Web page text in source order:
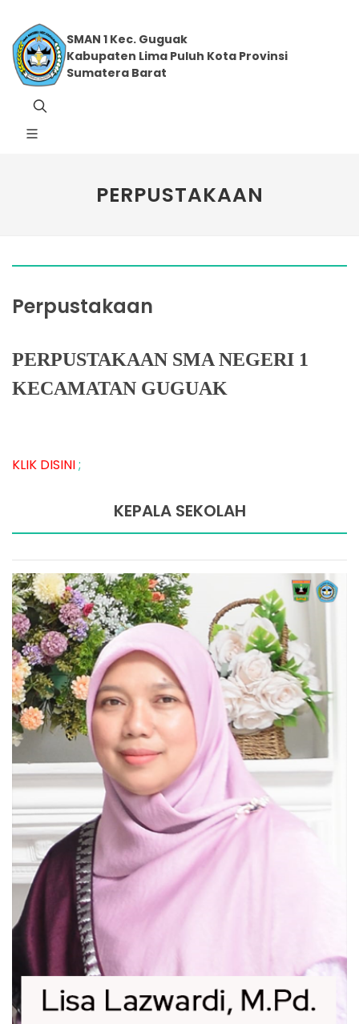
SMAN 1 Kec. Guguak
Kabupaten Lima Puluh Kota Provinsi
Sumatera Barat
PERPUSTAKAAN
KEPALA SEKOLAH
Perpustakaan
PERPUSTAKAAN SMA NEGERI 1
KECAMATAN GUGUAK
KLIK DISINI;